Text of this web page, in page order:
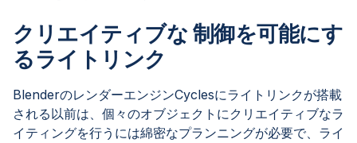
クリエイティブな 制御を可能にす
るライトリンク
BlenderのレンダーエンジンCyclesにライトリンクが搭載
される以前は、個々のオブジェクトにクリエイティブなラ
イティングを行うには綿密なプランニングが必要で、ライ